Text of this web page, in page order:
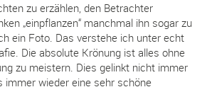
zu erzählen, den Betrachter
„einpflanzen“ manchmal ihn sogar zu
ein Foto. Das verstehe ich unter echt
Die absolute Krönung ist alles ohne
zu meistern. Dies gelinkt nicht immer
immer wieder eine sehr schöne